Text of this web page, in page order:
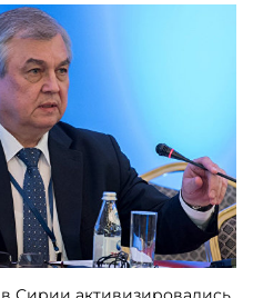
поспособствовали
это было бы очень
и рассчитываем».